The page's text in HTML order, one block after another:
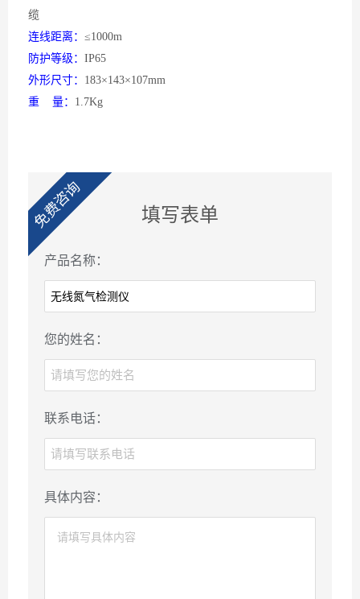
缆
连线距离： ≤1000m
防护等级： IP65
外形尺寸： 183×143×107mm
重 量： 1.7Kg
免费咨询 填写表单
产品名称：
您的姓名：
联系电话：
具体内容：